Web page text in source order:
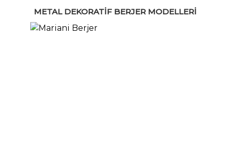
METAL DEKORATIF BERJER MODELLERI